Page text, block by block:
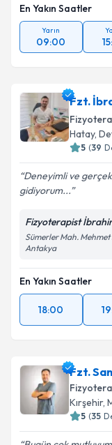
En Yakın Saatler
Yarın
09:00
Fzt.
Hatay,
5 (39
Deneyimli ve
gidiyorum...
Fizyoterapist
Sümerler Mah.
Antakya
En Yakın Saatler
18:00
Fzt.
Kırşehir,
5 (35